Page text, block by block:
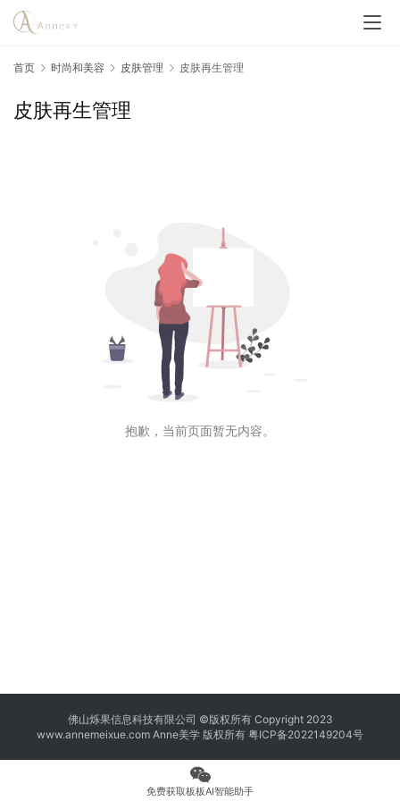
首页 时尚和美容 皮肤管理 皮肤再生管理
皮肤再生管理
抱歉，当前页面暂无内容。
佛山烁果信息科技有限公司 ©版权所有 Copyright 2023
www.annemeixue.com Anne美学 版权所有 粤ICP备2022149204号
免费获取板板AI智能助手